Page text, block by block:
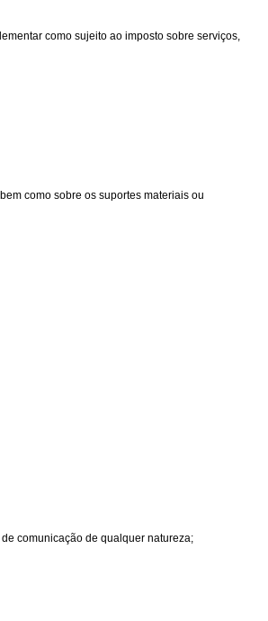
como sujeito ao imposto sobre serviços,
como sobre os suportes materiais ou
comunicação de qualquer natureza;